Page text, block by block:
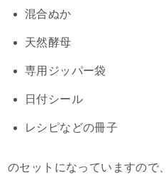
混合ぬか
天然酵母
専用ジッパー袋
日付シール
レシピなどの冊子
のセットになっていますので、